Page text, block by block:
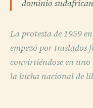
dominio
La protesta de 1959
empezó por traslados
convirtiéndose en uno
la lucha nacional de